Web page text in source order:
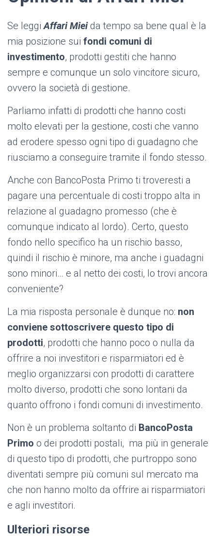
Se leggiAffari Mieida tempo sa bene qual è la
mia posizione sui fondi comuni di
investimento, prodotti gestiti che hanno
sempre e comunque un solo vincitore sicuro,
ovvero la società di gestione.
Parliamo infatti di prodotti che hanno costi
molto elevati per la gestione, costi che vanno
ad erodere spesso ogni tipo di guadagno che
riusciamo a conseguire tramite il fondo stesso.
Anche con BancoPosta Primo ti troveresti a
pagare una percentuale di costi troppo alta in
relazione al guadagno promesso (che è
comunque indicato al lordo). Certo, questo
fondo nello specifico ha un rischio basso,
quindi il rischio è minore, ma anche i guadagni
sono minori… e al netto dei costi, lo trovi ancora
conveniente?
La mia risposta personale è dunque no: non
conviene sottoscrivere questo tipo di
prodotti, prodotti che hanno poco o nulla da
offrire a noi investitori e risparmiatori ed è
meglio organizzarsi con prodotti di carattere
molto diverso, prodotti che sono lontani da
quanto offrono i fondi comuni di investimento.
Non è un problema soltanto di BancoPosta
Primo o dei prodotti postali, ma più in generale
di questo tipo di prodotti, che purtroppo sono
diventati sempre più comuni sul mercato ma
che non hanno molto da offrire ai risparmiatori
e agli investitori.
Ulteriori risorse